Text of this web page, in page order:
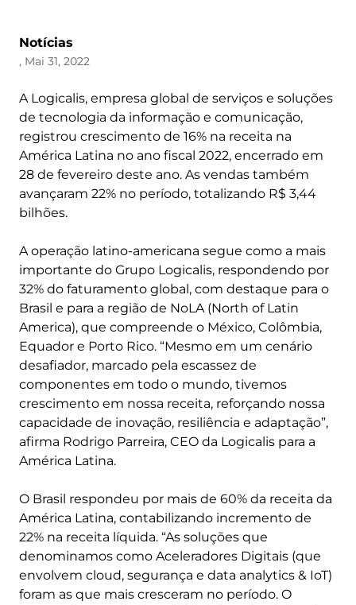
Notícias
, Mai 31, 2022
A Logicalis, empresa global de serviços e soluções
de tecnologia da informação e comunicação,
registrou crescimento de 16% na receita na
América Latina no ano fiscal 2022, encerrado em
28 de fevereiro deste ano. As vendas também
avançaram 22% no período, totalizando R$ 3,44
bilhões.
A operação latino-americana segue como a mais
importante do Grupo Logicalis, respondendo por
32% do faturamento global, com destaque para o
Brasil e para a região de NoLA (North of Latin
America), que compreende o México, Colômbia,
Equador e Porto Rico. “Mesmo em um cenário
desafiador, marcado pela escassez de
componentes em todo o mundo, tivemos
crescimento em nossa receita, reforçando nossa
capacidade de inovação, resiliência e adaptação”,
afirma Rodrigo Parreira, CEO da Logicalis para a
América Latina.
O Brasil respondeu por mais de 60% da receita da
América Latina, contabilizando incremento de
22% na receita líquida. “As soluções que
denominamos como Aceleradores Digitais (que
envolvem cloud, segurança e data analytics & IoT)
foram as que mais cresceram no período. O